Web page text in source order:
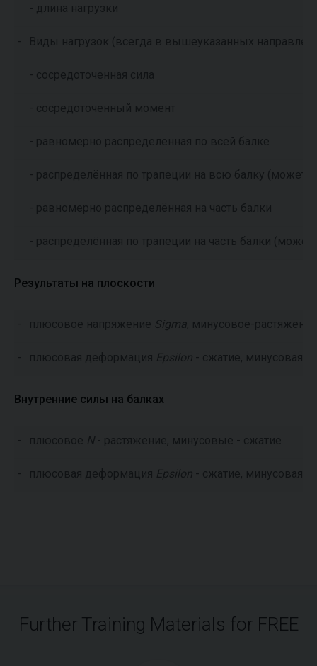
- длина нагрузки
- Виды нагрузок (всегда в вышеуказанных
- сосредоточенная сила
- сосредоточенный момент
- равномерно распределённая по всей балке
- распределённая по трапеции на всю балку (может
- равномерно распределённая на часть балки
- распределённая по трапеции на часть балки (может
Результаты на плоскости
- плюсовое напряжение Sigma, минусовое-растяжение
- плюсовая деформация Epsilon - сжатие, минусовая -
Внутренние силы на балках
- плюсовое N- растяжение, минусовые - сжатие
- плюсовая деформация Epsilon - сжатие, минусовая -
Further Training Materials for FREE